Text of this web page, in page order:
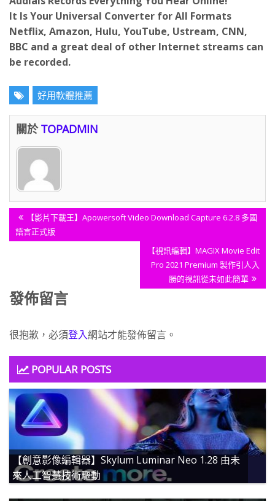
It Is Your Universal Converter for All Formats
Netflix, Amazon, Hulu, YouTube, Ustream, CNN,
BBC and a great deal of other Internet streams can
be recorded.
好用軟體推薦
關於 TOPADMIN
文
章
導
Previous
Post:
【影片下載王】Apowersoft Video Download Capture 6.2.8 多國
語言正式版
Post:
Pro 2021 Premium 製作引人入
勝的視訊從未如此簡單
發佈留言
POPULAR POSTS
【創意影像編輯器】Skylum Luminar Neo 1.28 由未
來人工智慧技術驅動